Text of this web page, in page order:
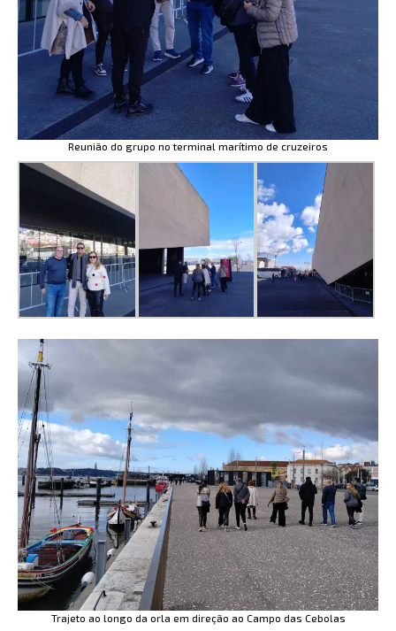
Reunião do grupo no terminal marítimo de cruzeiros
Trajeto ao longo da orla em direção ao Campo das Cebolas